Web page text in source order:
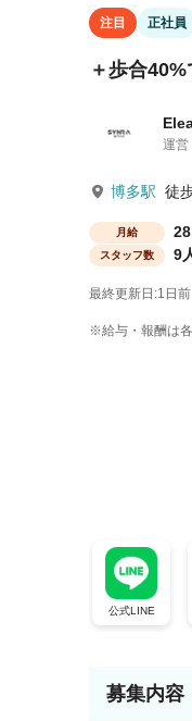
注目 正社員
＋歩合
運営
博多駅 徒
月給
スタッフ数 9
最終更新日:1日前
※給与・報酬は
公式LINE
募集内容